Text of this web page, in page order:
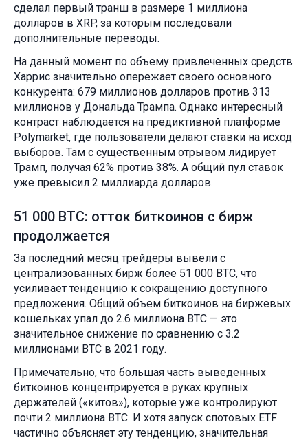
сделал первый транш в размере 1 миллиона
долларов в XRP, за которым последовали
дополнительные переводы.
На данный момент по объему привлеченных средств
Харрис значительно опережает своего основного
конкурента: 679 миллионов долларов против 313
миллионов у Дональда Трампа. Однако интересный
контраст наблюдается на предиктивной платформе
Polymarket, где пользователи делают ставки на исход
выборов. Там с существенным отрывом лидирует
Трамп, получая 62% против 38%. А общий пул ставок
уже превысил 2 миллиарда долларов.
51 000 BTC: отток биткоинов с бирж
продолжается
За последний месяц трейдеры вывели с
централизованных бирж более 51 000 BTC, что
усиливает тенденцию к сокращению доступного
предложения. Общий объем биткоинов на биржевых
кошельках упал до 2.6 миллиона BTC — это
значительное снижение по сравнению с 3.2
миллионами BTC в 2021 году.
Примечательно, что большая часть выведенных
биткоинов концентрируется в руках крупных
держателей («китов»), которые уже контролируют
почти 2 миллиона BTC. И хотя запуск спотовых ETF
частично объясняет эту тенденцию, значительная